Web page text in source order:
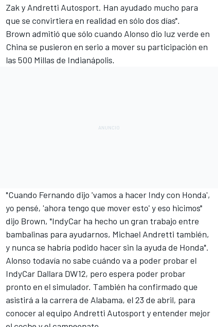
Zak y Andretti Autosport. Han ayudado mucho para
que se convirtiera en realidad en sólo dos días".
Brown admitió que sólo cuando Alonso dio luz verde en
China se pusieron en serio a mover su participación en
las 500 Millas de Indianápolis.
"Cuando Fernando dijo 'vamos a hacer Indy con Honda',
yo pensé, 'ahora tengo que mover esto' y eso hicimos"
dijo Brown, "IndyCar ha hecho un gran trabajo entre
bambalinas para ayudarnos, Michael Andretti también,
y nunca se habría podido hacer sin la ayuda de Honda".
Alonso todavía no sabe cuándo va a poder probar el
IndyCar Dallara DW12, pero espera poder probar
pronto en el simulador. También ha confirmado que
asistirá a la carrera de Alabama, el 23 de abril, para
conocer al equipo Andretti Autosport y entender mejor